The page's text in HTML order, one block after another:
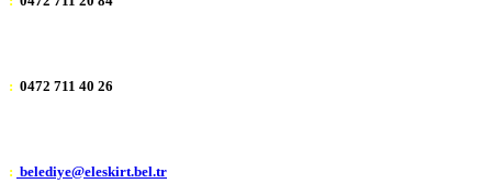
: 0472 711 40 26
: belediye@eleskirt.bel.tr